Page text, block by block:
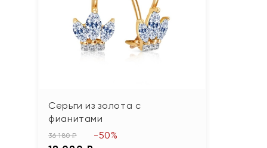
Серьги из золота с
фианитами
36 180 ₽ -50%